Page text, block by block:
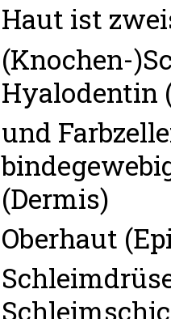
Haut ist
(Knochen-
Hyalodentin
und
(Dermis)
Oberhaut